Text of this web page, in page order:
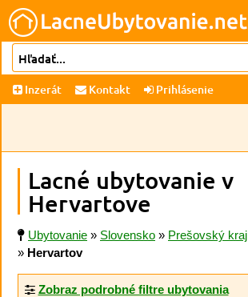
Inzerát Kontakt Prihlásenie
Lacné ubytovanie v
Hervartove
Ubytovanie » Slovensko » Prešovský kraj
» Hervartov
Zobraz podrobné filtre ubytovania